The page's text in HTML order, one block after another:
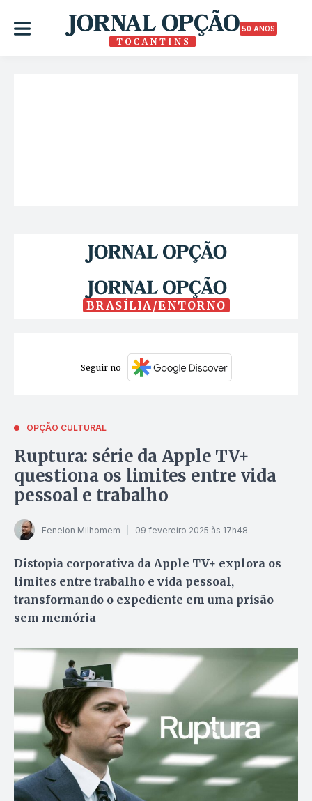
50 ANOS
BRASÍLIA/ENTORNO
Seguir no
OPÇÃO CULTURAL
Ruptura: série da Apple TV+
questiona os limites entre vida
pessoal e trabalho
Fenelon Milhomem 09 fevereiro 2025 às 17h48
Distopia corporativa da Apple TV+ explora os
limites entre trabalho e vida pessoal,
transformando o expediente em uma prisão
sem memória